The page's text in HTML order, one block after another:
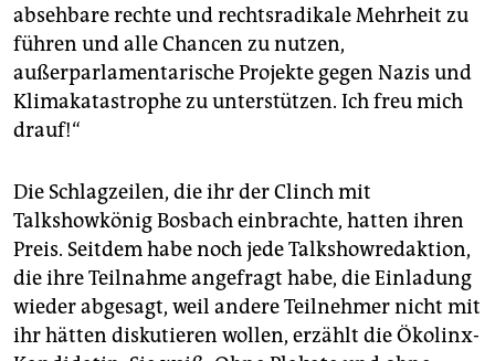
absehbare rechte und rechtsradikale Mehrheit zu
führen und alle Chancen zu nutzen,
außerparlamentarische Projekte gegen Nazis und
Klimakatastrophe zu unterstützen. Ich freu mich
drauf!“
Die Schlagzeilen, die ihr der Clinch mit
Talkshowkönig Bosbach einbrachte, hatten ihren
Preis. Seitdem habe noch jede Talkshowredaktion,
die ihre Teilnahme angefragt habe, die Einladung
wieder abgesagt, weil andere Teilnehmer nicht mit
ihr hätten diskutieren wollen, erzählt die Ökolinx-